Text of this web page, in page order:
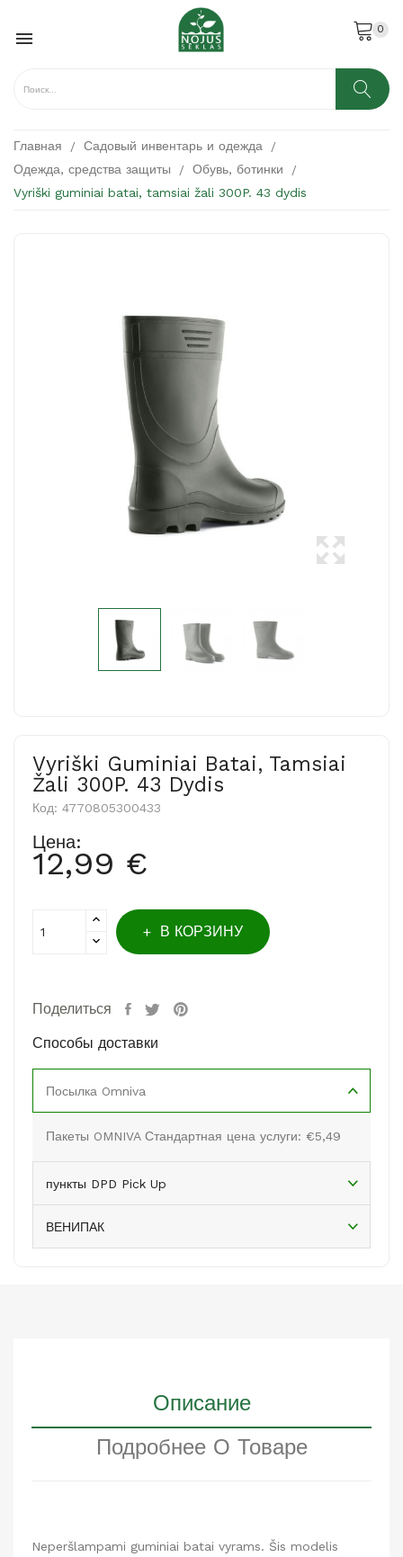
 0
Главная
Садовый инвентарь и одежда
Одежда, средства защиты
Обувь, ботинки
Vyriški guminiai batai, tamsiai žali 300P. 43 dydis
Vyriški Guminiai Batai, Tamsiai
Žali 300P. 43 Dydis
Код: 4770805300433
Цена:
12,99 €
В КОРЗИНУ
Поделиться
Способы доставки
Посылка Omniva
Пакеты OMNIVA Стандартная цена услуги: €5,49
пункты DPD Pick Up
ВЕНИПАК
Описание
Подробнее О Товаре
Neperšlampami guminiai batai vyrams. Šis modelis